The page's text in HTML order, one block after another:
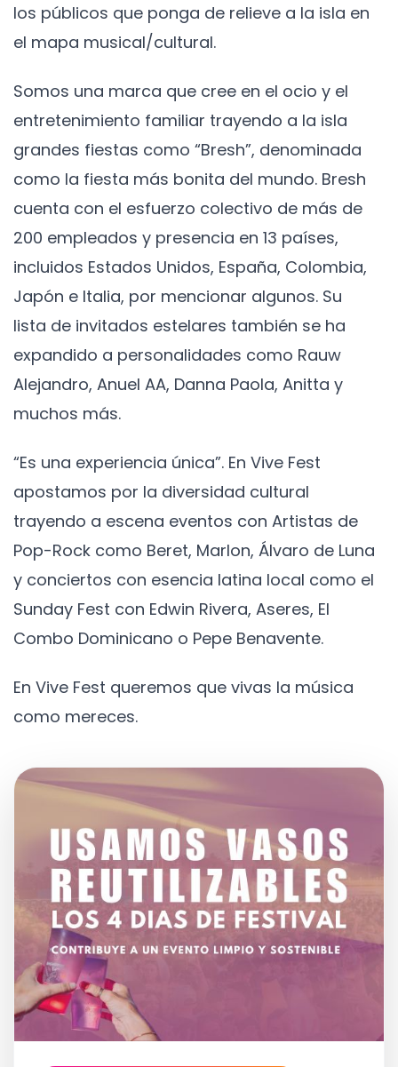
los públicos que ponga de relieve a la isla en
el mapa musical/cultural.
Somos una marca que cree en el ocio y el
entretenimiento familiar trayendo a la isla
grandes fiestas como “Bresh”, denominada
como la fiesta más bonita del mundo. Bresh
cuenta con el esfuerzo colectivo de más de
200 empleados y presencia en 13 países,
incluidos Estados Unidos, España, Colombia,
Japón e Italia, por mencionar algunos. Su
lista de invitados estelares también se ha
expandido a personalidades como Rauw
Alejandro, Anuel AA, Danna Paola, Anitta y
muchos más.
“Es una experiencia única”. En Vive Fest
apostamos por la diversidad cultural
trayendo a escena eventos con Artistas de
Pop-Rock como Beret, Marlon, Álvaro de Luna
y conciertos con esencia latina local como el
Sunday Fest con Edwin Rivera, Aseres, El
Combo Dominicano o Pepe Benavente.
En Vive Fest queremos que vivas la música
como mereces.